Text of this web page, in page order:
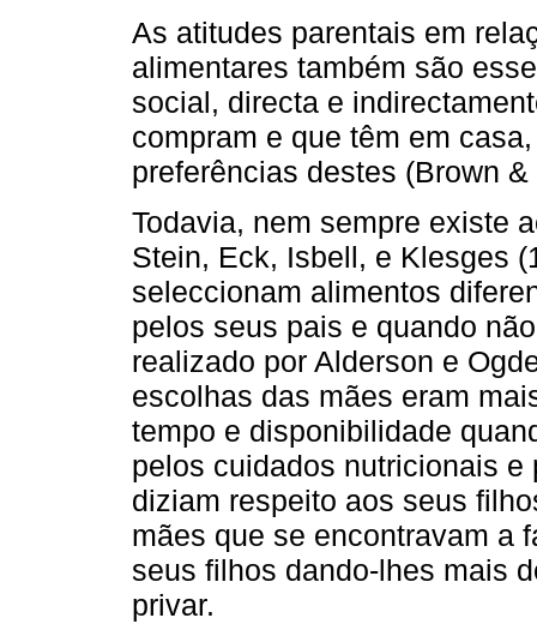
As atitudes parentais em
alimentares também são
social, directa e
compram e que têm em
preferências destes (Brown
Todavia, nem sempre existe
Stein, Eck, Isbell, e Klesges
seleccionam alimentos
pelos seus pais e quando
realizado por Alderson e
escolhas das mães eram
tempo e disponibilidade
pelos cuidados nutricionais
diziam respeito aos seus
mães que se encontravam a
seus filhos dando-lhes mais
privar.